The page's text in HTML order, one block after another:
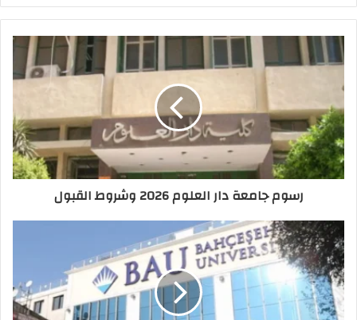
رسوم جامعة دار العلوم 2026 وشروط القبول